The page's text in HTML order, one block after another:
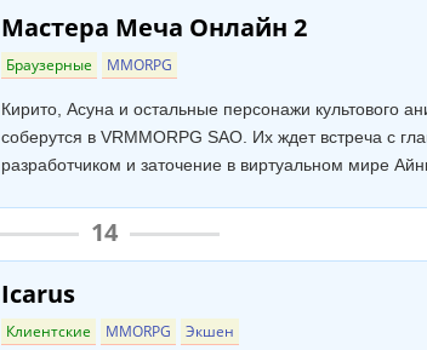
Мастера Меча Онлайн 2
Браузерные MMORPG
Кирито, Асуна и остальные персонажи культового
соберутся в VRMMORPG SAO. Их ждет встреча с
разработчиком и заточение в виртуальном мире
14
Icarus
Клиентские MMORPG Экшен